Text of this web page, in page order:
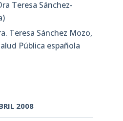
Teresa Sánchez-
Teresa Sánchez Mozo,
Pública española
2008